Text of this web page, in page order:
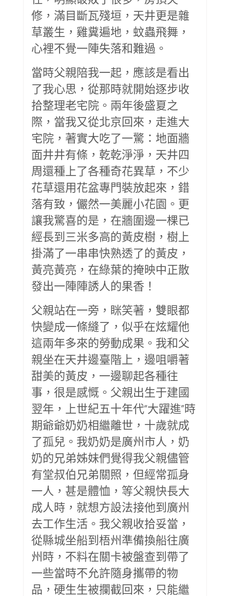
修，滿目斷瓦殘垣，天井更是雜
草叢生，雞糞遍地，蚊蟲飛舞，
心裡不覺一陣失落和難過。
當時父親陪我一起，應該是看出
了我心思，從那時就開始逐步收
拾整理老宅院。兩年後盛夏之
際，當我又從北京回來，走進大
宅院，著實大吃了一驚：地面牆
面井井有條，乾乾淨淨，天井四
周還種上了各種奇花異草，不少
花草還用花盆專門裝放起來，錯
落有致，儼然一美麗小花園。更
讓我驚喜的是，在牆圍邊一棵已
經長到三米多高的黃皮樹，樹上
掛滿了一串串快熟透了的黃皮，
黃亮黃亮，在綠葉的掩映中正散
發出一陣陣誘人的果香！
父親站在一旁，眯笑著，雙眼都
快變成一條縫了，似乎在炫耀他
這兩年多來的勞動成果。我和父
親坐在天井邊臺階上，邊咀嚼著
甜美的黃皮，一邊聊起各種往
事，很是感慨。父親出生于建國
翌年，上世紀五十年代“大躍進”時
期爺爺奶奶相繼離世，十歲就成
了孤兒。我奶奶是廣州市人，奶
奶的兄弟姊妹們覺得我父親儘管
有堂叔伯兄弟關照，但經常孤身
一人，甚是體恤，等父親快長大
成人時，就想方設法接他到廣州
去工作生活。我父親收拾妥當，
從縣城坐船到梧州準備換船往廣
州時，不料在關卡被盤查到帶了
一些當時不允許隨身攜帶的物
品，硬生生被攔截回來，只能繼